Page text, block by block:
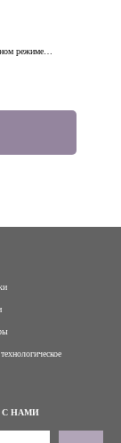
режиме
С НАМИ